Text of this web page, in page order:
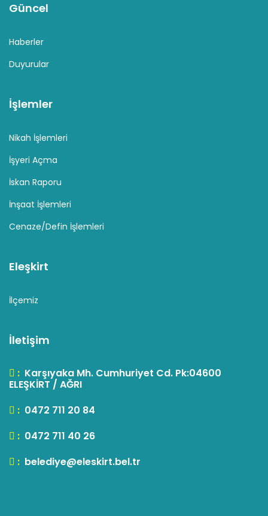
Güncel
Haberler
Duyurular
İşlemler
Nikah İşlemleri
İşyeri Açma
İskan Raporu
İnşaat İşlemleri
Cenaze/Defin İşlemleri
Eleşkirt
İlçemiz
İletişim
: Karşıyaka Mh. Cumhuriyet Cd. Pk:04600
ELEŞKİRT / AĞRI
: 0472 711 20 84
: 0472 711 40 26
: belediye@eleskirt.bel.tr